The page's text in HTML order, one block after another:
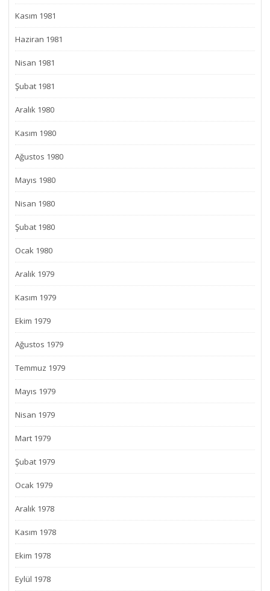
Kasım 1981
Haziran 1981
Nisan 1981
Şubat 1981
Aralık 1980
Kasım 1980
Ağustos 1980
Mayıs 1980
Nisan 1980
Şubat 1980
Ocak 1980
Aralık 1979
Kasım 1979
Ekim 1979
Ağustos 1979
Temmuz 1979
Mayıs 1979
Nisan 1979
Mart 1979
Şubat 1979
Ocak 1979
Aralık 1978
Kasım 1978
Ekim 1978
Eylül 1978